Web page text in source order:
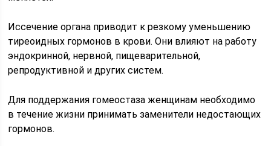
Иссечение органа приводит к резкому уменьшению
тиреоидных гормонов в крови. Они влияют на работу
эндокринной, нервной, пищеварительной,
репродуктивной и других систем.
Для поддержания гомеостаза женщинам необходимо
в течение жизни принимать заменители недостающих
гормонов.